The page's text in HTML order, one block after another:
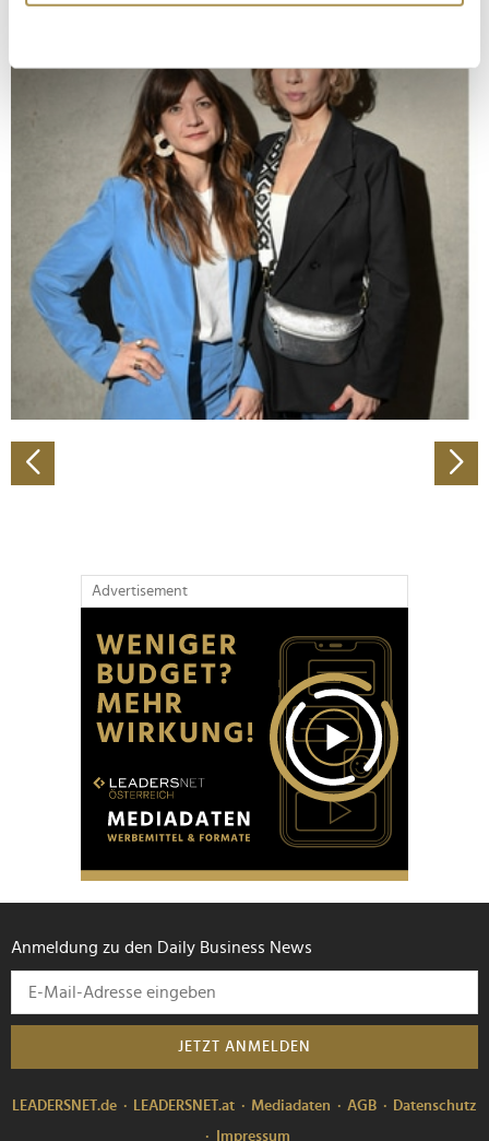
erfassen, welche bis auf einige Meter genau sein
bestimmten Merkmalen (Fingerprinting) identifizieren
Erfahren Sie mehr darüber, wie Ihre persönlichen Daten
verarbeitet werden, und legen Sie Ihre Präferenzen im
Abschnitt Einzelheitenfest.
Wir verwenden Cookies, um Inhalte und Anzeigen zu
personalisieren, Funktionen für soziale Medien anbieten
zu können und die Zugriffe auf unsere Website zu
analysieren. Außerdem geben wir Informationen zu Ihrer
Verwendung unserer Website an unsere Partner für
soziale Medien, Werbung und Analysen weiter. Unsere
Partner führen diese Informationen möglicherweise mit
weiteren Daten zusammen, die Sie ihnen bereitgestellt
gesammelt haben.
Advertisement
Anmeldung zu den Daily Business News
JETZT ANMELDEN
LEADERSNET.de LEADERSNET.at Mediadaten AGB
Datenschutz
Impressum